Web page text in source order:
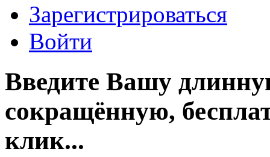
Зарегистрироваться
Войти
Введите Вашу
сокращённую,
клик...